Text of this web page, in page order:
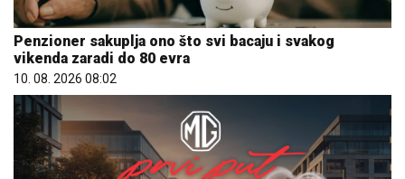
Penzioner sakuplja ono što svi bacaju i svakog
vikenda zaradi do 80 evra
10. 08. 2026 08:02